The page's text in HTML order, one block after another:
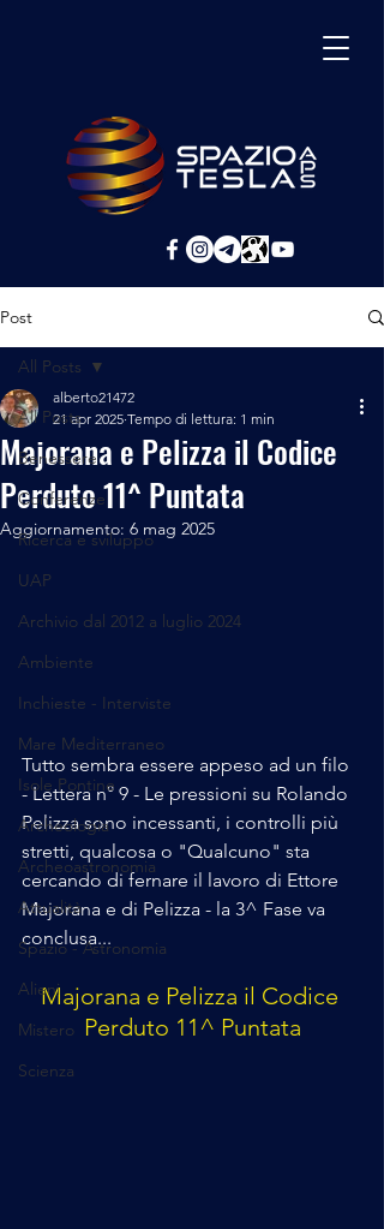
Post
All Posts
Benessere
Conferenze
Ricerca e sviluppo
UAP
Archivio dal 2012 a luglio 2024
Ambiente
Inchieste - Interviste
Mare Mediterraneo
Isole Pontine
Archeologia
Archeoastronomia
Attualità
Spazio - Astronomia
Alieni
Mistero
Scienza
All Posts
Majorana e Pelizza il Codice
Perduto 11^ Puntata
alberto21472
21 apr 2025 Tempo di lettura: 1 min
Aggiornamento: 6 mag 2025
Tutto sembra essere appeso ad un filo
- Lettera n° 9 - Le pressioni su Rolando
Pelizza sono incessanti, i controlli più
stretti, qualcosa o "Qualcuno" sta
cercando di fernare il lavoro di Ettore
Majorana e di Pelizza - la 3^ Fase va
conclusa...
Majorana e Pelizza il Codice
Perduto 11^ Puntata